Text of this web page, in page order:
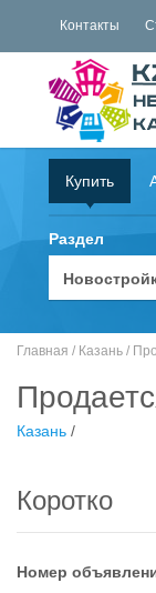
Контакты
Купить
Раздел
Главная / Казань /
Казань /
Коротко
Номер